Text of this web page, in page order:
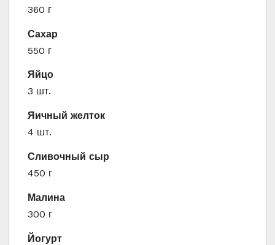
360 г
Сахар
550 г
Яйцо
3 шт.
Яичный желток
4 шт.
Сливочный сыр
450 г
Малина
300 г
Йогурт